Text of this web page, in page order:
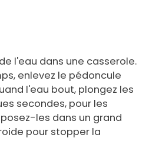
l'eau dans une casserole.
enlevez le pédoncule
l'eau bout, plongez les
secondes, pour les
les dans un grand
pour stopper la